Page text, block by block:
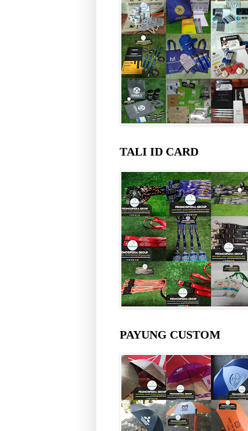
TALI ID CARD
PAYUNG CUSTOM